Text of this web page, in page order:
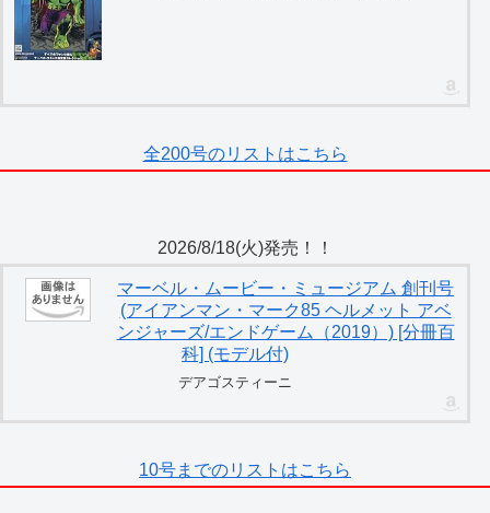
全200号のリストはこちら
2026/8/18(火)発売！！
マーベル・ムービー・ミュージアム 創刊号
(アイアンマン・マーク85 ヘルメット アベ
ンジャーズ/エンドゲーム（2019）) [分冊百
科] (モデル付)
デアゴスティーニ
10号までのリストはこちら